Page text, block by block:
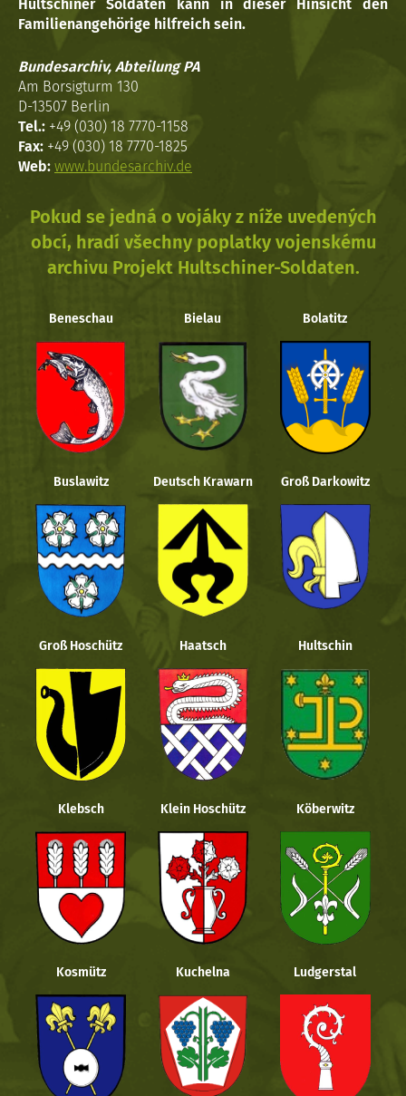
Hultschiner Soldaten kann in dieser Hinsicht den
Familienangehörige hilfreich sein.
Bundesarchiv, Abteilung PA
Am Borsigturm 130
D-13507 Berlin
Tel.: +49 (030) 18 7770-1158
Fax: +49 (030) 18 7770-1825
Web: www.bundesarchiv.de
Pokud se jedná o vojáky z níže uvedených
obcí, hradí všechny poplatky vojenskému
archivu Projekt Hultschiner-Soldaten.
Beneschau Bielau Bolatitz
Buslawitz Deutsch Krawarn Groß Darkowitz
Groß Hoschütz Haatsch Hultschin
Klebsch Klein Hoschütz Köberwitz
Kosmütz Kuchelna Ludgerstal